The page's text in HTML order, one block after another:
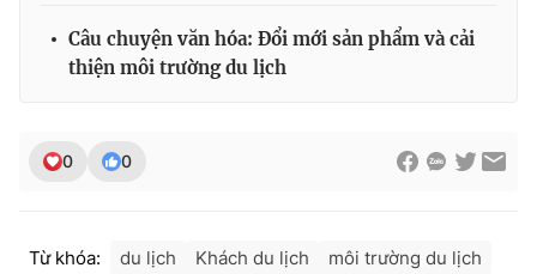
Thị trường 24h Tấm lòng Việt
Liên hệ tòa soạn English
Câu chuyện văn hóa: Đổi mới sản phẩm và cải
thiện môi trường du lịch
0 0
Từ khóa: du lịch Khách du lịch môi trường du lịch